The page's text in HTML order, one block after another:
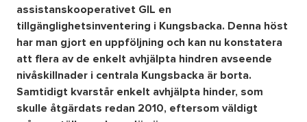
assistanskooperativet GIL en
tillgänglighetsinventering i Kungsbacka. Denna höst
har man gjort en uppföljning och kan nu konstatera
att flera av de enkelt avhjälpta hindren avseende
nivåskillnader i centrala Kungsbacka är borta.
Samtidigt kvarstår enkelt avhjälpta hinder, som
skulle åtgärdats redan 2010, eftersom väldigt